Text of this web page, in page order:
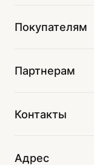
Покупателям
Партнерам
Контакты
Адрес